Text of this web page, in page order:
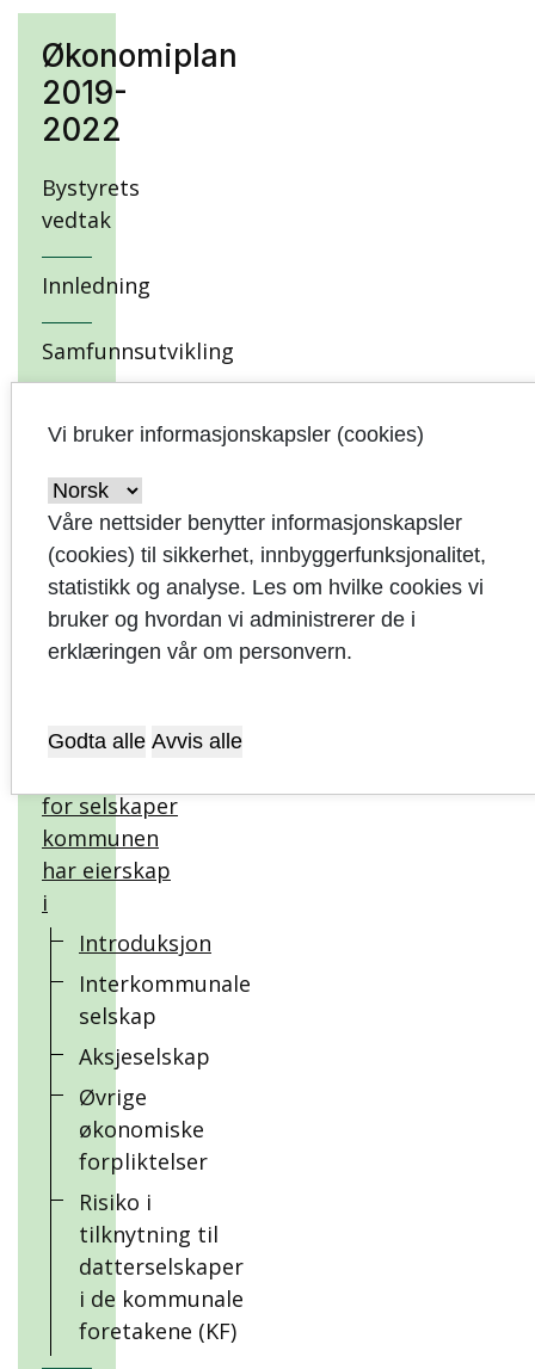
Økonomiplan
2019-
2022
Bystyrets
vedtak
Innledning
Samfunnsutvikling
visjon,
hovedmål,
delmål og
strategier
Økonomiske
måltall for
for selskaper
kommunen
har eierskap
i
Introduksjon
Interkommunale
selskap
Aksjeselskap
Øvrige
økonomiske
forpliktelser
Risiko i
tilknytning til
datterselskaper
i de kommunale
foretakene (KF)
Vi bruker informasjonskapsler (cookies)
Våre nettsider benytter informasjonskapsler
(cookies) til sikkerhet, innbyggerfunksjonalitet,
statistikk og analyse. Les om hvilke cookies vi
bruker og hvordan vi administrerer de i
erklæringen vår om personvern.
Godta alle Avvis alle